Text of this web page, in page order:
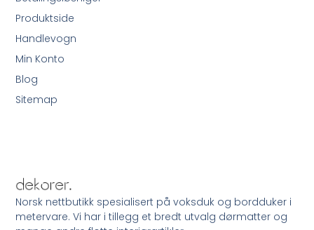
Norsk nettbutikk spesialisert på voksduk og bordduker i
metervare. Vi har i tillegg et bredt utvalg dørmatter og
Produktside
Handlevogn
Min Konto
Blog
Sitemap